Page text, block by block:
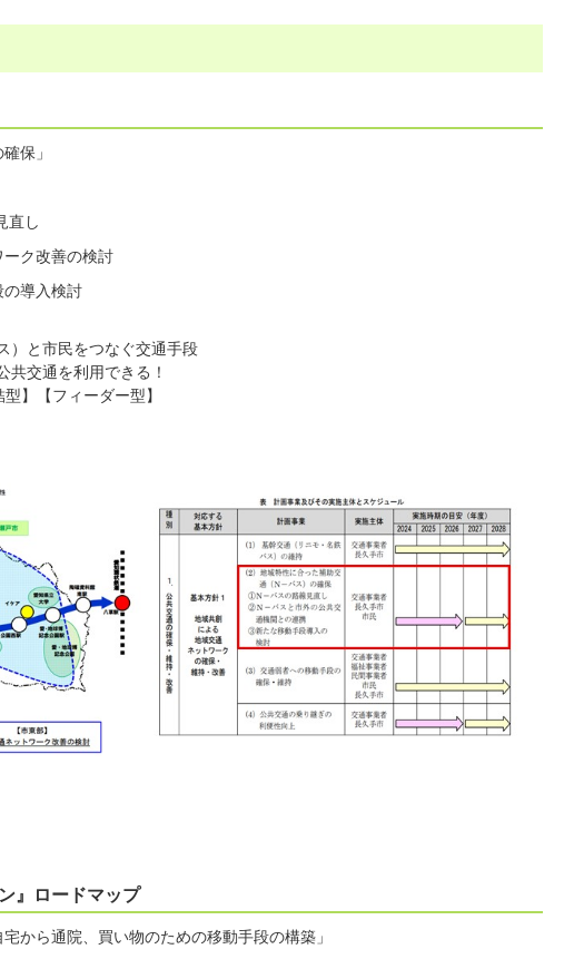
保」
し
ク改善の検討
入検討
と市民をつなぐ交通手段
交通を利用できる！
】【フィーダー型】
』ロードマップ
から通院、買い物のための移動手段の構築」